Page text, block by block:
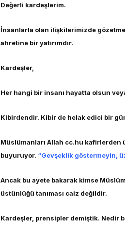
Değerli kardeşlerim.
İnsanlarla olan ilişkilerimizde
ahretine bir yatırımdır.
Kardeşler,
Her hangi bir insanı hayatta olsun
Kibirdendir. Kibir de helak edici bir
Müslümanları Allah cc.hu
buyuruyor. “Gevşeklik göstermeyin,
Ancak bu ayete bakarak kimse
üstünlüğü tanıması caiz değildir.
Kardeşler, prensipler demiştik. Nedir